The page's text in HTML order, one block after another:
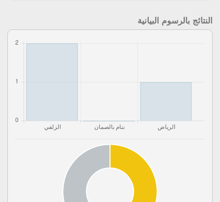
النتائج بالرسوم البيانية